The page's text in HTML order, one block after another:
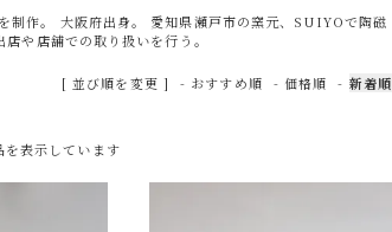
制作。 大阪府出身。 愛知県瀬戸市の窯元、SUIYOで陶磁
や店舗での取り扱いを行う。
[ 並び順を変更 ] - おすすめ順 - 価格順 - 新着順
表示しています